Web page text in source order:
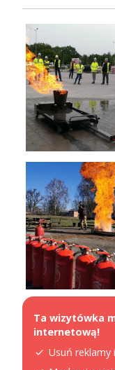
Ta wizytówka
internetową!
Usuń reklamy